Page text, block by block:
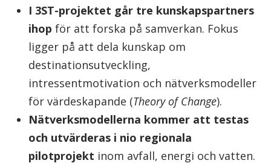
I 3ST-projektet går tre kunskapspartners
ihop för att forska på samverkan. Fokus
ligger på att dela kunskap om
destinationsutveckling,
intressentmotivation och nätverksmodeller
för värdeskapande (Theory of Change).
Nätverksmodellerna kommer att testas
och utvärderas i nio regionala
pilotprojekt inom avfall, energi och vatten.